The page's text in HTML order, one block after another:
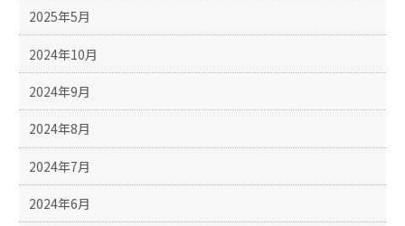
2025年5月
2024年10月
2024年9月
2024年8月
2024年7月
2024年6月